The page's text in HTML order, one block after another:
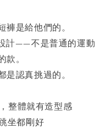
是給他們的。
計——不是普通的運動
。
認真挑過的。
整體就有造型感
坐都剛好